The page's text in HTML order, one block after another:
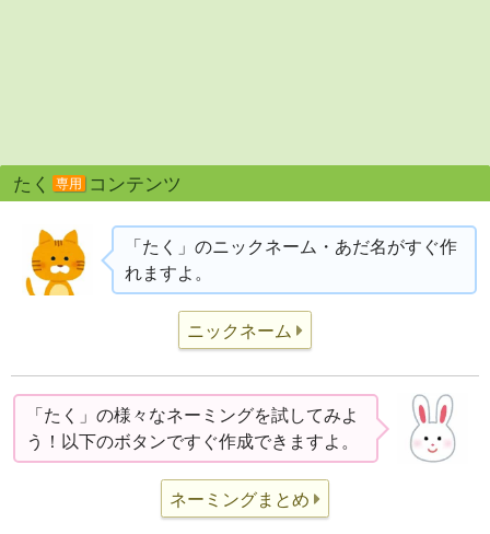
たく 専用 コンテンツ
「たく」のニックネーム・あだ名がすぐ作
れますよ。
ニックネーム
「たく」の様々なネーミングを試してみよ
う！以下のボタンですぐ作成できますよ。
ネーミングまとめ